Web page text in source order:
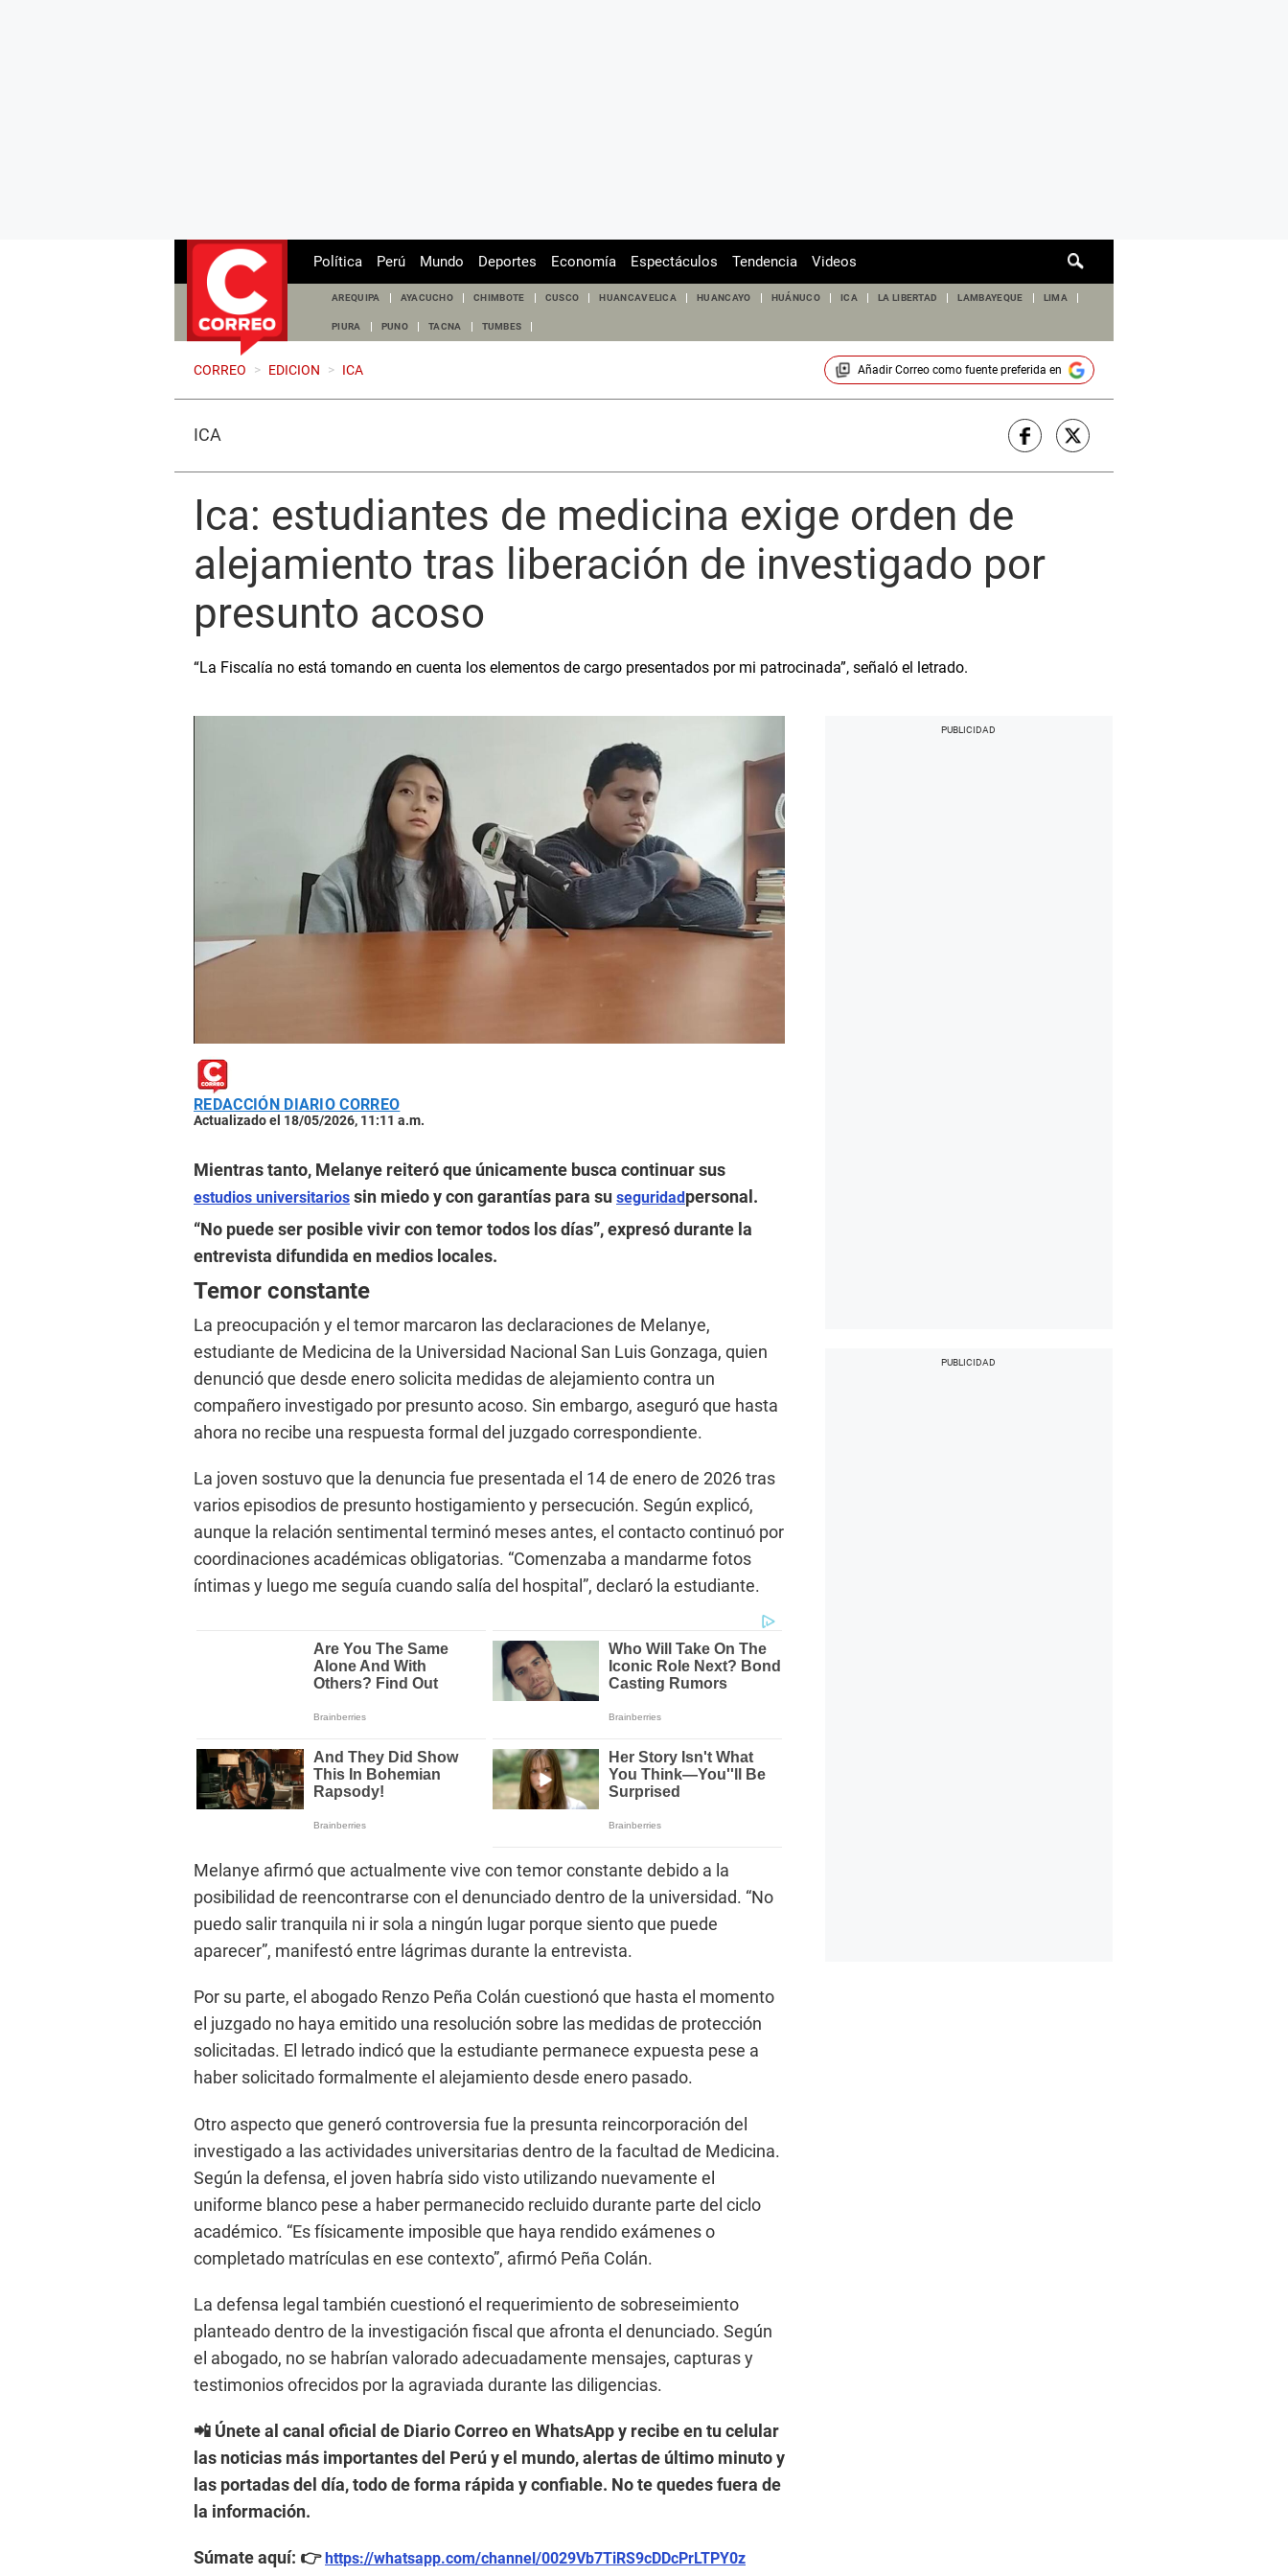
de
Política Perú Mundo Deportes Economía Espectáculos Tendencia Videos
AREQUIPA AYACUCHO CHIMBOTE CUSCO HUANCAVELICA HUANCAYO HUÁNUCO ICA LA LIBERTAD LAMBAYEQUE LIMA
PIURA PUNO TACNA TUMBES
CORREO > EDICION > ICA Añadir Correocomo fuente preferida en
ICA
Ica: estudiantes de medicina exige orden de
alejamiento tras liberación de investigado por
presunto acoso
“La Fiscalía no está tomando en cuenta los elementos de cargo presentados por mi patrocinada”, señaló el letrado.
REDACCIÓN DIARIO CORREO
Actualizado el 18/05/2026, 11:11 a.m.
Mientras tanto, Melanye reiteró que únicamente busca continuar sus
estudios universitarios sin miedo y con garantías para su seguridadpersonal.
“No puede ser posible vivir con temor todos los días”, expresó durante la
entrevista difundida en medios locales.
Temor constante
La preocupación y el temor marcaron las declaraciones de Melanye,
estudiante de Medicina de la Universidad Nacional San Luis Gonzaga, quien
denunció que desde enero solicita medidas de alejamiento contra un
compañero investigado por presunto acoso. Sin embargo, aseguró que hasta
ahora no recibe una respuesta formal del juzgado correspondiente.
La joven sostuvo que la denuncia fue presentada el 14 de enero de 2026 tras
varios episodios de presunto hostigamiento y persecución. Según explicó,
aunque la relación sentimental terminó meses antes, el contacto continuó por
coordinaciones académicas obligatorias. “Comenzaba a mandarme fotos
íntimas y luego me seguía cuando salía del hospital”, declaró la estudiante.
Melanye afirmó que actualmente vive con temor constante debido a la
posibilidad de reencontrarse con el denunciado dentro de la universidad. “No
puedo salir tranquila ni ir sola a ningún lugar porque siento que puede
aparecer”, manifestó entre lágrimas durante la entrevista.
Por su parte, el abogado Renzo Peña Colán cuestionó que hasta el momento
el juzgado no haya emitido una resolución sobre las medidas de protección
solicitadas. El letrado indicó que la estudiante permanece expuesta pese a
haber solicitado formalmente el alejamiento desde enero pasado.
Otro aspecto que generó controversia fue la presunta reincorporación del
investigado a las actividades universitarias dentro de la facultad de Medicina.
Según la defensa, el joven habría sido visto utilizando nuevamente el
uniforme blanco pese a haber permanecido recluido durante parte del ciclo
académico. “Es físicamente imposible que haya rendido exámenes o
completado matrículas en ese contexto”, afirmó Peña Colán.
La defensa legal también cuestionó el requerimiento de sobreseimiento
planteado dentro de la investigación fiscal que afronta el denunciado. Según
el abogado, no se habrían valorado adecuadamente mensajes, capturas y
testimonios ofrecidos por la agraviada durante las diligencias.
📲 Únete al canal oficial de Diario Correo en WhatsApp y recibe en tu celular
las noticias más importantes del Perú y el mundo, alertas de último minuto y
las portadas del día, todo de forma rápida y confiable. No te quedes fuera de
la información.
Súmate aquí: 👉https://whatsapp.com/channel/0029Vb7TiRS9cDDcPrLTPY0z